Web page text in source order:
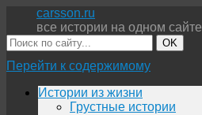
carsson.ru
все истории на одном сайте
OK
Перейти к содержимому
Истории из жизни
Грустные истории